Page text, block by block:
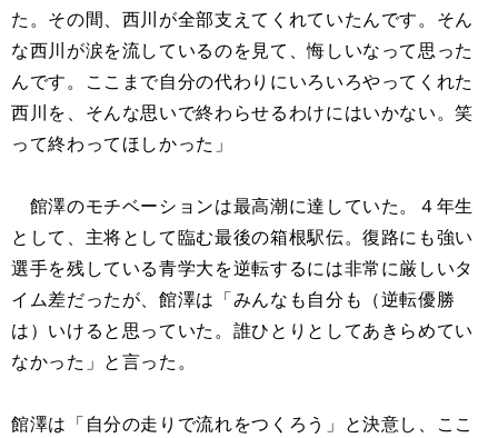
た。その間、西川が全部支えてくれていたんです。そん
な西川が涙を流しているのを見て、悔しいなって思った
んです。ここまで自分の代わりにいろいろやってくれた
西川を、そんな思いで終わらせるわけにはいかない。笑
って終わってほしかった」
館澤のモチベーションは最高潮に達していた。４年生
として、主将として臨む最後の箱根駅伝。復路にも強い
選手を残している青学大を逆転するには非常に厳しいタ
イム差だったが、館澤は「みんなも自分も（逆転優勝
は）いけると思っていた。誰ひとりとしてあきらめてい
なかった」と言った。
館澤は「自分の走りで流れをつくろう」と決意し、ここ